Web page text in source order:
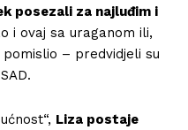
posezali za najluđim i
i ovaj sa uraganom ili,
– predvidjeli su
Liza postaje